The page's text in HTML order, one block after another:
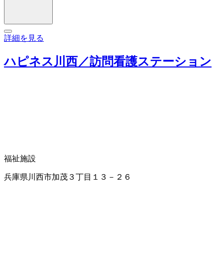
詳細を見る
ハピネス川西／訪問看護ステーション
福祉施設
兵庫県川西市加茂３丁目１３－２６